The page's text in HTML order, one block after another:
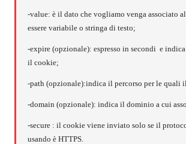
-value: è il dato che vogliamo venga associato
essere variabile o stringa di testo;
-expire (opzionale): espresso in secondi e
il cookie;
-path (opzionale):indica il percorso per le quali
-domain (opzionale): indica il dominio a cui
-secure : il cookie viene inviato solo se il
usando è HTTPS.